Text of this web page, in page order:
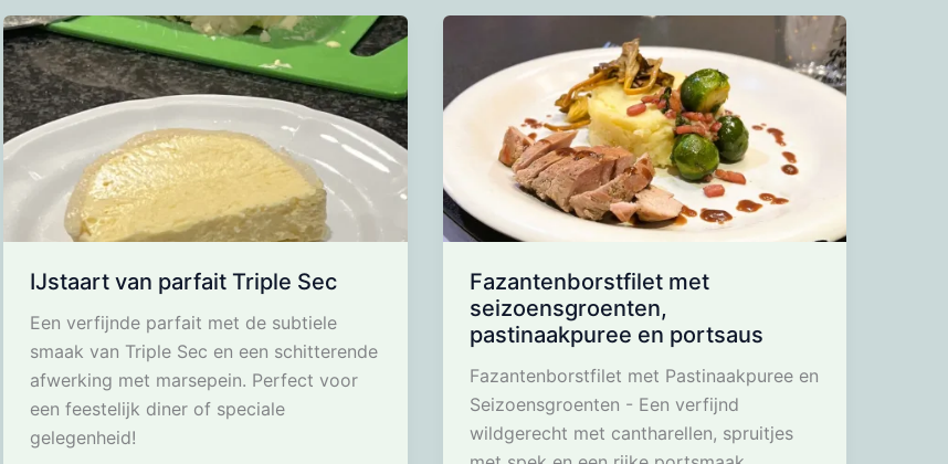
IJstaart van parfait Triple Sec
Een verfijnde parfait met de subtiele
smaak van Triple Sec en een schitterende
afwerking met marsepein. Perfect voor
een feestelijk diner of speciale
gelegenheid!
Fazantenborstfilet met
seizoensgroenten,
pastinaakpuree en portsaus
Fazantenborstfilet met Pastinaakpuree en
Seizoensgroenten - Een verfijnd
wildgerecht met cantharellen, spruitjes